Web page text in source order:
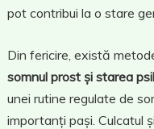
pot contribui la o stare
Din fericire, există
somnul prost și starea
unei rutine regulate de
importanți pași. Culcatul